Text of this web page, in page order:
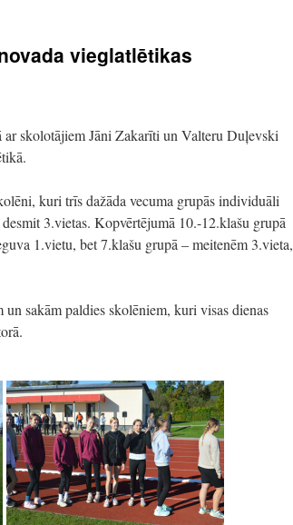
vieglatlētikas
skolotājiem Jāni Zakarīti un Valteru Duļevski
kuri trīs dažāda vecuma grupās individuāli
3.vietas. Kopvērtējumā 10.-12.klašu grupā
1.vietu, bet 7.klašu grupā – meitenēm 3.vieta,
sakām paldies skolēniem, kuri visas dienas